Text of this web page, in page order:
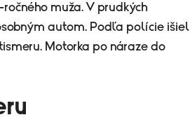
muža. V prudkých
autom. Podľa polície išiel
Motorka po náraze do